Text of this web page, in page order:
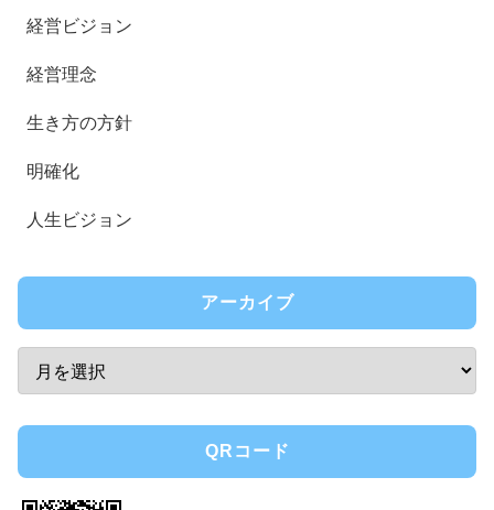
経営ビジョン
経営理念
生き方の方針
明確化
人生ビジョン
アーカイブ
QRコード